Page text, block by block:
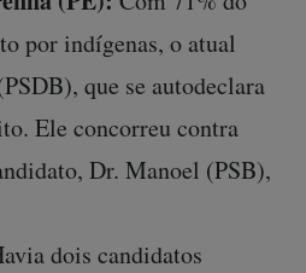
por indígenas, o atual
que se autodeclara
Ele concorreu contra
Dr. Manoel (PSB),
dois candidatos